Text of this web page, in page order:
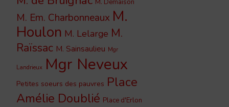
M. Demaison
M. Em. Charbonneaux M.
Houlon M. Lelarge M.
Raïssac M. Sainsaulieu Mgr
Landrieux Mgr Neveux
Petites soeurs des pauvres Place
Amélie Doublié Place d'Erlon